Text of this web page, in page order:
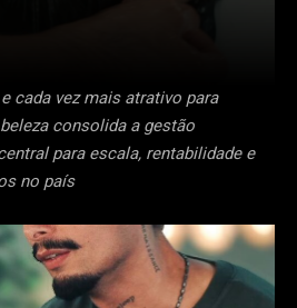
cada vez mais atrativo para
consolida a gestão
para escala, rentabilidade e
no país